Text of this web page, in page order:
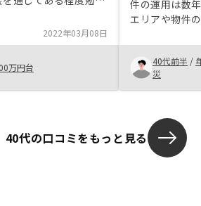
まだ漠然とした不安も
親身になって相談に
強いと思った。
2022年03月08日
万円台
件の運用は数
エリアや物件
の購入を検討
RENOSYの
じました。
40代前半 /
災
40代の口コミをもっと見る